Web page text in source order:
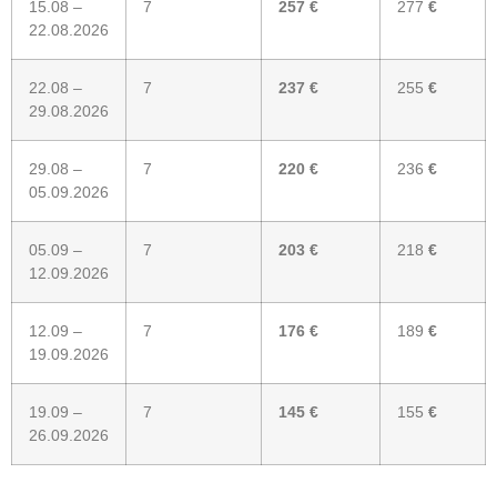
15.08 –
22.08.2026
7 257 € 277 €
22.08 –
29.08.2026
7 237 € 255 €
29.08 –
05.09.2026
7 220 € 236 €
05.09 –
12.09.2026
7 203 € 218 €
12.09 –
19.09.2026
7 176 € 189 €
19.09 –
26.09.2026
7 145 € 155 €